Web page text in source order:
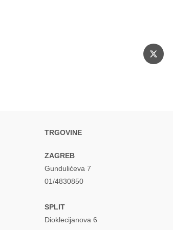
Opens
in
TRGOVINE
ZAGREB
Gundulićeva 7
01/4830850
SPLIT
Dioklecijanova 6